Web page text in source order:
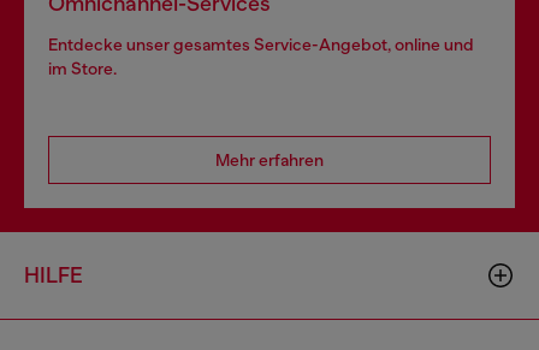
Entdecke unser gesamtes Service-Angebot, online und
im Store.
Mehr erfahren
HILFE